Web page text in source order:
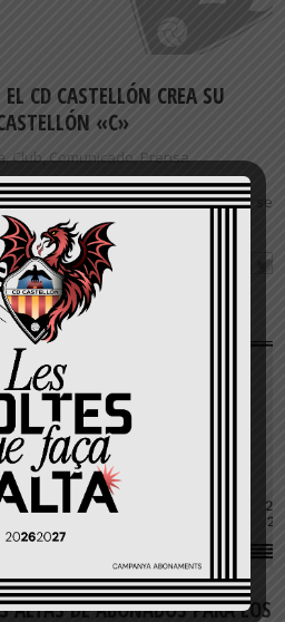
CD CASTELLÓN CREA SU
«C»
,Club,Comunicado,Prensa
del CD Castellón «C», que se
la entidad albinegra y que...
DE ABONADOS PARA LOS